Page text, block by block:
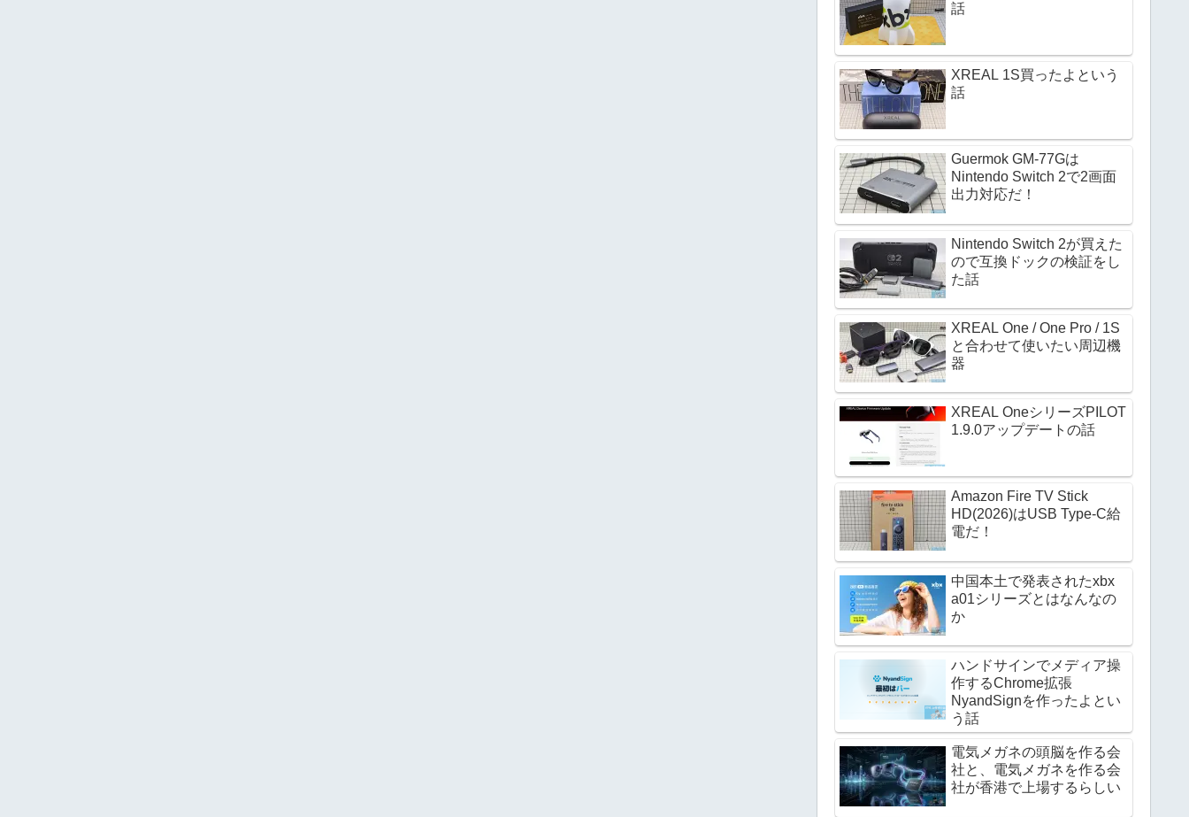
話
XREAL 1S買ったよという
話
Guermok GM-77Gは
Nintendo Switch 2で2画面
出力対応だ！
Nintendo Switch 2が買えた
ので互換ドックの検証をし
た話
XREAL One / One Pro / 1S
と合わせて使いたい周辺機
器
XREAL OneシリーズPILOT
1.9.0アップデートの話
Amazon Fire TV Stick
HD(2026)はUSB Type-C給
電だ！
中国本土で発表されたxbx
a01シリーズとはなんなの
か
ハンドサインでメディア操
作するChrome拡張
NyandSignを作ったよとい
う話
電気メガネの頭脳を作る会
社と、電気メガネを作る会
社が香港で上場するらしい